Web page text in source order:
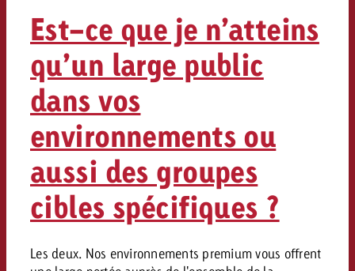
Est-ce que je n’atteins
qu’un large public
dans vos
environnements ou
aussi des groupes
cibles spécifiques ?
Les deux. Nos environnements premium vous offrent